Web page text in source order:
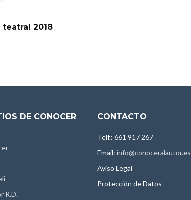
2018
DE CONOCER
R.D.
CONTACTO
Telf.: 661 917 267
Email: info@conoceralautor.es
Aviso Legal
Protección de Datos